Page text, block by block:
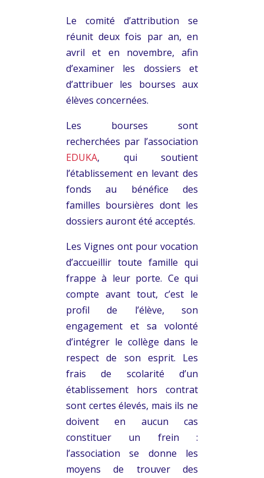
Le comité d’attribution se
réunit deux fois par an, en
avril et en novembre, afin
d’examiner les dossiers et
d’attribuer les bourses aux
élèves concernées.
Les bourses sont
recherchées par l’association
EDUKA, qui soutient
l’établissement en levant des
fonds au bénéfice des
familles boursières dont les
dossiers auront été acceptés.
Les Vignes ont pour vocation
d’accueillir toute famille qui
frappe à leur porte. Ce qui
compte avant tout, c’est le
profil de l’élève, son
engagement et sa volonté
d’intégrer le collège dans le
respect de son esprit. Les
frais de scolarité d’un
établissement hors contrat
sont certes élevés, mais ils ne
doivent en aucun cas
constituer un frein :
l’association se donne les
moyens de trouver des